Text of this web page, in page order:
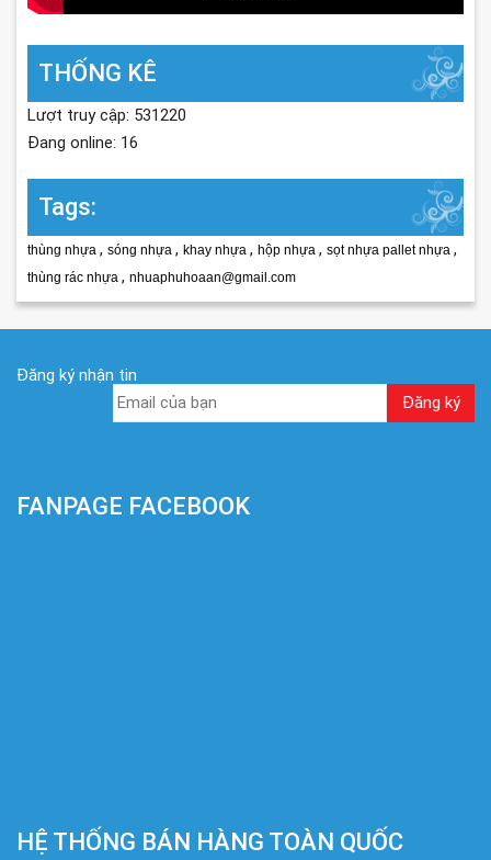
THỐNG KÊ
Lượt truy cập: 531220
Đang online: 16
Tags:
thùng nhựa , sóng nhựa , khay nhựa , hộp nhựa , sọt nhựa pallet nhựa ,
thùng rác nhựa , nhuaphuhoaan@gmail.com
Đăng ký nhận tin
FANPAGE FACEBOOK
HỆ THỐNG BÁN HÀNG TOÀN QUỐC